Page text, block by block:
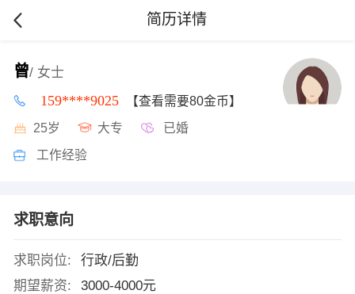
简历详情
曾/ 女士
159****9025 【查看需要80金币】
25岁 大专 已婚
工作经验
求职意向
求职岗位:
行政/后勤
期望薪资:
3000-4000元